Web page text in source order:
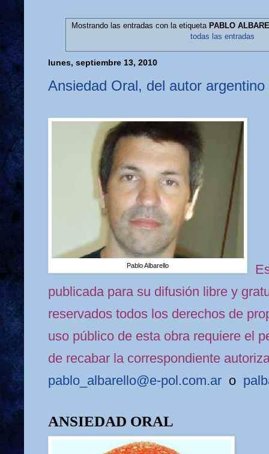
Mostrando las entradas con la etiqueta PABLO
todas las entradas
lunes, septiembre 13, 2010
Ansiedad Oral, del autor
Pablo Albarello
publicada para su difusión libre y
reservados todos los derechos de
uso público de esta obra requiere el
de recabar la correspondiente
pablo_albarello@e-pol.com.ar o
ANSIEDAD ORAL